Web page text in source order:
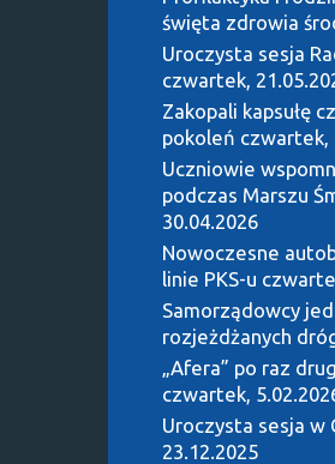
święta zdrowia
Uroczysta sesja
czwartek,
Zakopali kapsułę
pokoleń czwartek,
Uczniowie
podczas Marszu
30.04.2026
Nowoczesne
linie PKS-u
Samorządowcy
rozjeżdżanych
„Afera” po raz
czwartek,
Uroczysta sesja w
23.12.2025